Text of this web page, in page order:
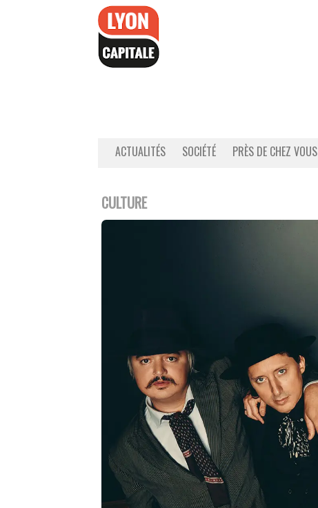
ACTUALITÉS SOCIÉTÉ PRÈS DE CHEZ VOUS
CULTURE